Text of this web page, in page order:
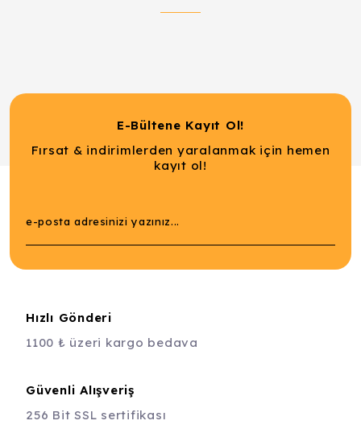
E-Bültene Kayıt Ol!
Fırsat & indirimlerden yaralanmak için hemen
kayıt ol!
Hızlı Gönderi
1100 ₺ üzeri kargo bedava
Güvenli Alışveriş
256 Bit SSL sertifikası